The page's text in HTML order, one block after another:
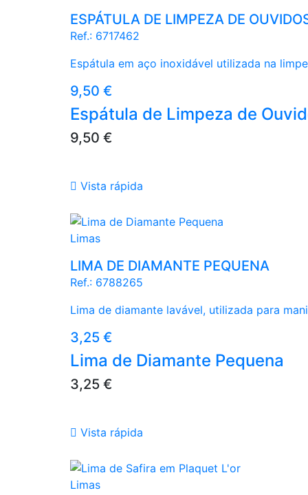
ESPÁTULA DE LIMPEZA DE
Ref.: 6717462
Espátula em aço inoxidável utilizada na
Preço
9,50 €
Espátula de Limpeza de
Preço
9,50 €
 Vista rápida
Limas
LIMA DE DIAMANTE PEQUENA
Ref.: 6788265
Lima de diamante lavável, utilizada para
Preço
3,25 €
Lima de Diamante Pequena
Preço
3,25 €
 Vista rápida
Limas